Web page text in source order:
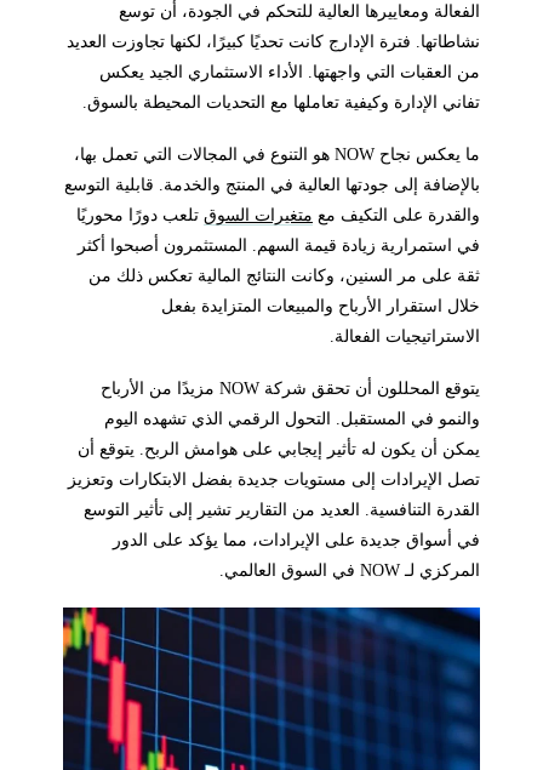
الفعالة ومعاييرها العالية للتحكم في الجودة، أن توسع
نشاطاتها. فترة الإدارج كانت تحديًا كبيرًا، لكنها تجاوزت العديد
من العقبات التي واجهتها. الأداء الاستثماري الجيد يعكس
تفاني الإدارة وكيفية تعاملها مع التحديات المحيطة بالسوق.
ما يعكس نجاح NOW هو التنوع في المجالات التي تعمل بها،
بالإضافة إلى جودتها العالية في المنتج والخدمة. قابلية التوسع
والقدرة على التكيف مع متغيرات السوقتلعب دورًا محوريًا
في استمرارية زيادة قيمة السهم. المستثمرون أصبحوا أكثر
ثقة على مر السنين، وكانت النتائج المالية تعكس ذلك من
خلال استقرار الأرباح والمبيعات المتزايدة بفعل
الاستراتيجيات الفعالة.
يتوقع المحللون أن تحقق شركة NOW مزيدًا من الأرباح
والنمو في المستقبل. التحول الرقمي الذي تشهده اليوم
يمكن أن يكون له تأثير إيجابي على هوامش الربح. يتوقع أن
تصل الإيرادات إلى مستويات جديدة بفضل الابتكارات وتعزيز
القدرة التنافسية. العديد من التقارير تشير إلى تأثير التوسع
في أسواق جديدة على الإيرادات، مما يؤكد على الدور
المركزي لـ NOW في السوق العالمي.